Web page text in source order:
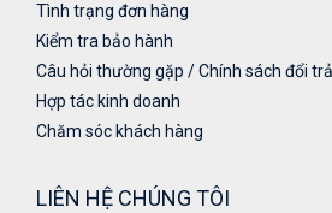
Tình trạng đơn hàng
Kiểm tra bảo hành
Câu hỏi thường gặp / Chính sách đổi trả
Hợp tác kinh doanh
Chăm sóc khách hàng
LIÊN HỆ CHÚNG TÔI